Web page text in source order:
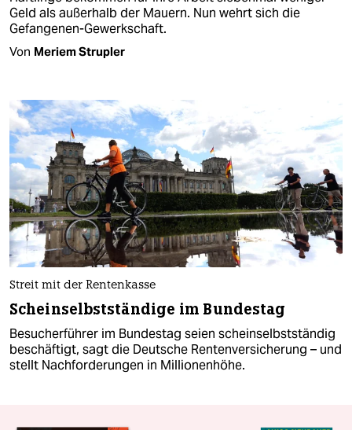
Geld als außerhalb der Mauern. Nun wehrt sich die
Gefangenen-Gewerkschaft.
Von Meriem Strupler
Streit mit der Rentenkasse
Scheinselbstständige im Bundestag
Besucherführer im Bundestag seien scheinselbstständig
beschäftigt, sagt die Deutsche Rentenversicherung – und
stellt Nachforderungen in Millionenhöhe.